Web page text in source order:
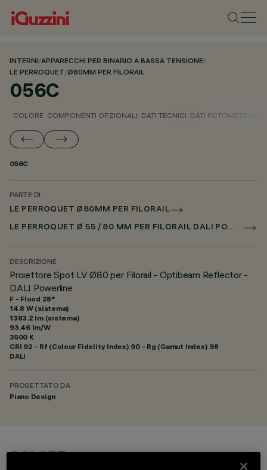
INTERNI/APPARECCHI PER BINARIO A BASSA TENSIONE/
LE PERROQUET/Ø80MM PER FILORAIL
056C
COLORE COMPONENTI OPZIONALI DATI TECNICI DATI FOTOMETRICI
056C
PARTE DI
LE PERROQUET Ø80MM PER FILORAIL
LE PERROQUET Ø 55 / 80 MM PER FILORAIL DALI POWERLINE
DESCRIZIONE
Proiettore Spot LV Ø80 per Filorail - Optibeam Reflector -
DALI Powerline
F - Flood 28°
14.8 W (sistema)
1383.2 lm (sistema)
93.46 lm/W
3500 K
CRI 92 - Rf (Colour Fidelity Index) 90 - Rg (Gamut Index) 98
DALI
PROGETTATO DA
Piano Design
COLORE